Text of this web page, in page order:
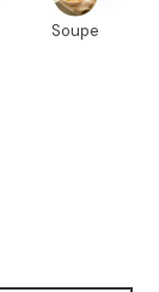
Soupe